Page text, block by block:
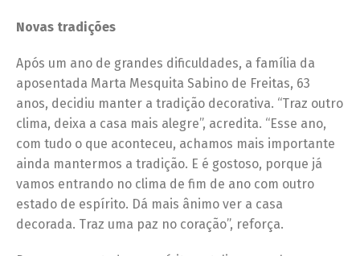
Novas tradições
Após um ano de grandes dificuldades, a família da
aposentada Marta Mesquita Sabino de Freitas, 63
anos, decidiu manter a tradição decorativa. “Traz outro
clima, deixa a casa mais alegre”, acredita. “Esse ano,
com tudo o que aconteceu, achamos mais importante
ainda mantermos a tradição. E é gostoso, porque já
vamos entrando no clima de fim de ano com outro
estado de espírito. Dá mais ânimo ver a casa
decorada. Traz uma paz no coração”, reforça.